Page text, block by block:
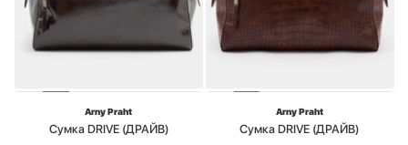
Arny Praht
Сумка DRIVE (ДРАЙВ)
Arny Praht
Сумка DRIVE (ДРАЙВ)